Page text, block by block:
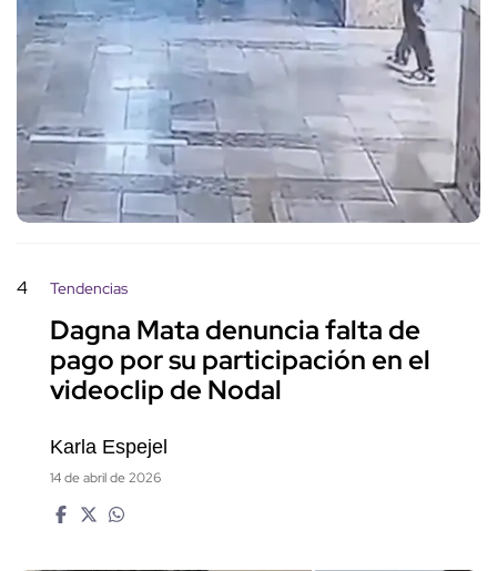
4 Tendencias
Dagna Mata denuncia falta de
pago por su participación en el
videoclip de Nodal
Karla Espejel
14 de abril de 2026